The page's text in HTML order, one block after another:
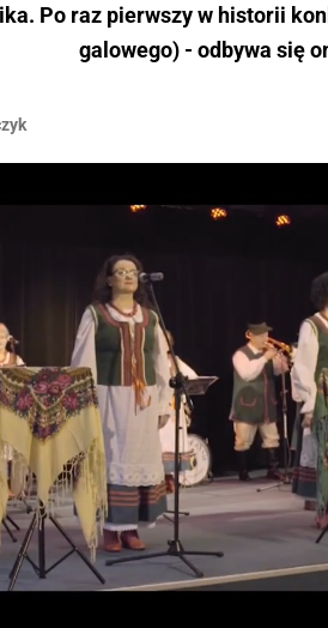
Po raz pierwszy w historii
galowego) - odbywa się